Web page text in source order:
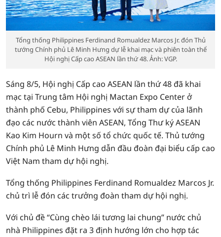
Tổng thống Philippines Ferdinand Romualdez Marcos Jr. đón Thủ
tướng Chính phủ Lê Minh Hưng dự lễ khai mạc và phiên toàn thể
Hội nghị Cấp cao ASEAN lần thứ 48. Ảnh: VGP.
Sáng 8/5, Hội nghị Cấp cao ASEAN lần thứ 48 đã khai
mạc tại Trung tâm Hội nghị Mactan Expo Center ở
thành phố Cebu, Philippines với sự tham dự của lãnh
đạo các nước thành viên ASEAN, Tổng Thư ký ASEAN
Kao Kim Hourn và một số tổ chức quốc tế. Thủ tướng
Chính phủ Lê Minh Hưng dẫn đầu đoàn đại biểu cấp cao
Việt Nam tham dự hội nghị.
Tổng thống Philippines Ferdinand Romualdez Marcos Jr.
chủ trì lễ đón các trưởng đoàn tham dự hội nghị.
Với chủ đề “Cùng chèo lái tương lai chung” nước chủ
nhà Philippines đặt ra 3 định hướng lớn cho hợp tác